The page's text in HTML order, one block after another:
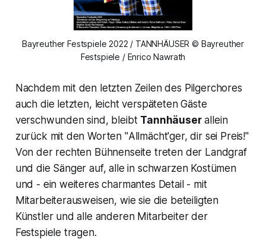
Bayreuther Festspiele 2022 / TANNHÄUSER © Bayreuther
Festspiele / Enrico Nawrath
Nachdem mit den letzten Zeilen des Pilgerchores
auch die letzten, leicht verspäteten Gäste
verschwunden sind, bleibt Tannhäuserallein
zurück mit den Worten "Allmächt'ger, dir sei Preis!"
Von der rechten Bühnenseite treten der Landgraf
und die Sänger auf, alle in schwarzen Kostümen
und - ein weiteres charmantes Detail - mit
Mitarbeiterausweisen, wie sie die beteiligten
Künstler und alle anderen Mitarbeiter der
Festspiele tragen.